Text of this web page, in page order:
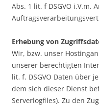
Abs. 1 lit. f DSGVO i.V.m.
Erhebung von
Wir, bzw. unser
unserer berechtigten
lit. f. DSGVO Daten über
dem sich dieser Dienst
Serverlogfiles). Zu den